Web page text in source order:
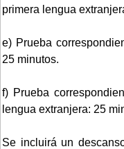
primera lengua
e) Prueba
25 minutos.
f) Prueba
lengua extranjera: 25
Se incluirá un